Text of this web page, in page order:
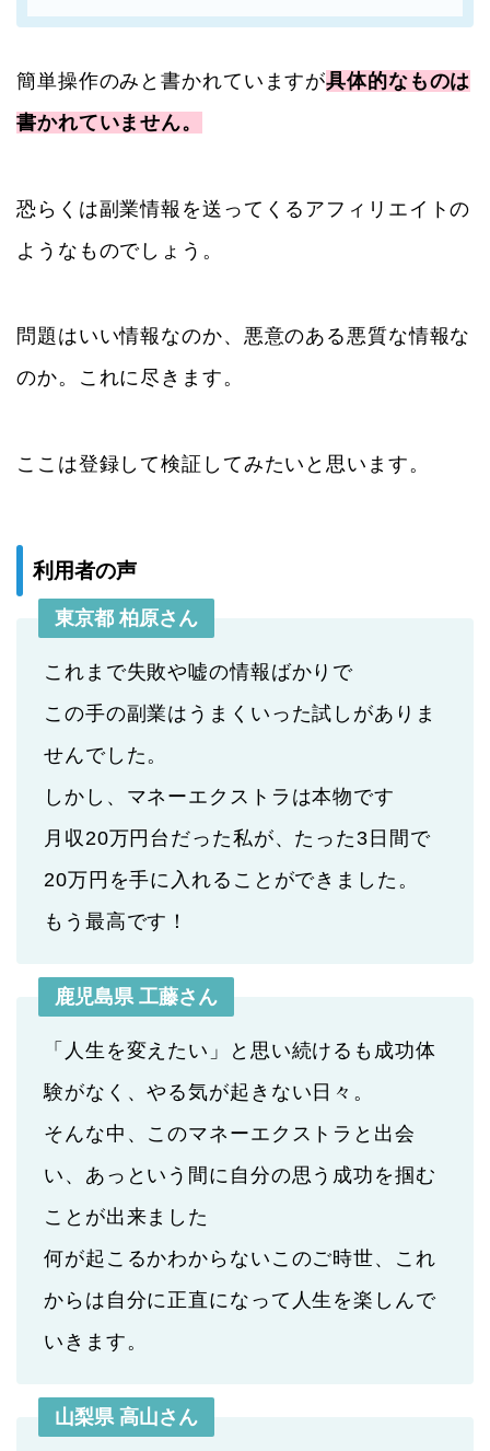
簡単操作のみと書かれていますが具体的なものは
書かれていません。
恐らくは副業情報を送ってくるアフィリエイトの
ようなものでしょう。
問題はいい情報なのか、悪意のある悪質な情報な
のか。これに尽きます。
ここは登録して検証してみたいと思います。
利用者の声
東京都 柏原さん
これまで失敗や嘘の情報ばかりで
この手の副業はうまくいった試しがありま
せんでした。
しかし、マネーエクストラは本物です
月収20万円台だった私が、たった3日間で
20万円を手に入れることができました。
もう最高です！
鹿児島県 工藤さん
「人生を変えたい」と思い続けるも成功体
験がなく、やる気が起きない日々。
そんな中、このマネーエクストラと出会
い、あっという間に自分の思う成功を掴む
ことが出来ました
何が起こるかわからないこのご時世、これ
からは自分に正直になって人生を楽しんで
いきます。
山梨県 高山さん